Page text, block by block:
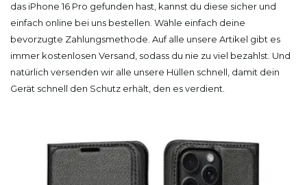
das iPhone 16 Pro gefunden hast, kannst du diese sicher und
einfach online bei uns bestellen. Wähle einfach deine
bevorzugte Zahlungsmethode. Auf alle unsere Artikel gibt es
immer kostenlosen Versand, sodass du nie zu viel bezahlst. Und
natürlich versenden wir alle unsere Hüllen schnell, damit dein
Gerät schnell den Schutz erhält, den es verdient.